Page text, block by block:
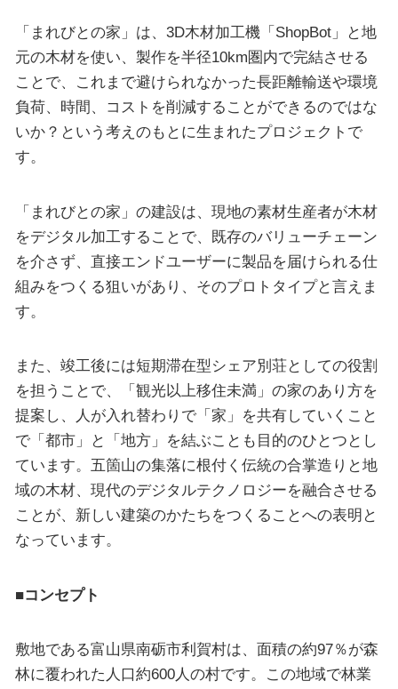
「まれびとの家」は、3D木材加工機「ShopBot」と地
元の木材を使い、製作を半径10km圏内で完結させる
ことで、これまで避けられなかった長距離輸送や環境
負荷、時間、コストを削減することができるのではな
いか？という考えのもとに生まれたプロジェクトで
す。
「まれびとの家」の建設は、現地の素材生産者が木材
をデジタル加工することで、既存のバリューチェーン
を介さず、直接エンドユーザーに製品を届けられる仕
組みをつくる狙いがあり、そのプロトタイプと言えま
す。
また、竣工後には短期滞在型シェア別荘としての役割
を担うことで、「観光以上移住未満」の家のあり方を
提案し、人が入れ替わりで「家」を共有していくこと
で「都市」と「地方」を結ぶことも目的のひとつとし
ています。五箇山の集落に根付く伝統の合掌造りと地
域の木材、現代のデジタルテクノロジーを融合させる
ことが、新しい建築のかたちをつくることへの表明と
なっています。
■コンセプト
敷地である富山県南砺市利賀村は、面積の約97％が森
林に覆われた人口約600人の村です。この地域で林業